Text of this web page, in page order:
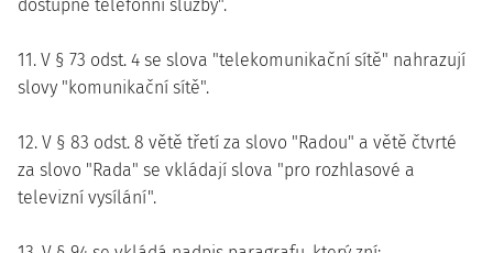
dostupné telefonní služby".
11. V § 73 odst. 4 se slova "telekomunikační sítě" nahrazují
slovy "komunikační sítě".
12. V § 83 odst. 8 větě třetí za slovo "Radou" a větě čtvrté
za slovo "Rada" se vkládají slova "pro rozhlasové a
televizní vysílání".